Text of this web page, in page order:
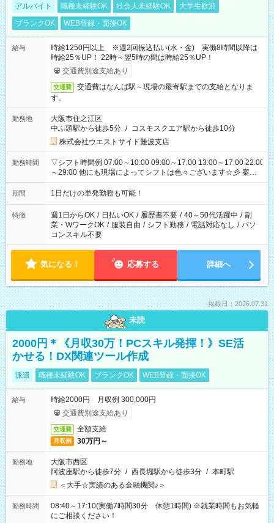
アルバイト 職種未経験OK 社会人未経験OK
大学生歓迎
ブランクOK
WEB登録・面接OK
給与
時給1250円以上 ※週2回振込払い(水・金) 実働8時間以降は
時給25％UP！ 22時～翌5時の間は時給25％UP！
交通費別途支給あり
交通費
交通費はなんば駅～現場の最寄駅までの支給となりま
す。
勤務地
大阪市住之江区
中ふ頭駅から徒歩5分 / コスモスクエア駅から徒歩10分
株式会社ウエストサイド難波支店
勤務時間
▽シフト時間例 07:00～10:00 09:00～17:00 13:00～17:00 22:00
～29:00 他にも現場によってシフトは色々ございます☆彡 案件
次第では午前中で終わるお仕事も...！
期間 1日だけの単発勤務も可能！
特徴 週1日からOK / 日払いOK / 履歴書不要 / 40～50代活躍中 / 副
業・WワークOK / 服装自由 / シフト勤務 / 電話対応なし / パソ
コンスキル不要
気になる！ 応募する 詳細へ
掲載日：2026.07.31
未読
2000円＊《月収30万！PCスキル発揮！》SE活
かせる！DX関連ツール作成
派遣 職種未経験OK ブランクOK WEB登録・面接OK
給与
時給2000円 月収例 300,000円
交通費別途支給あり
交通費 全額支給
月収例 30万円～
勤務地
大阪市西区
阿波座駅から徒歩7分 / 西長堀駅から徒歩3分 / 本町駅
＜大手☆実績のある金融機関♪＞
勤務時間
08:40～17:10(実働7時間30分 休憩1時間) ※就業時間もお気軽
にご相談ください！